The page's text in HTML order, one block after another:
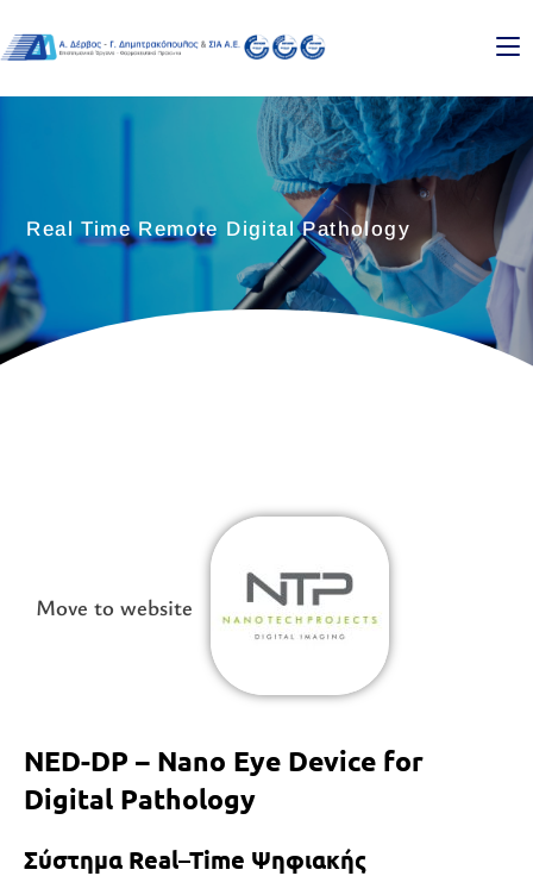
Real Time Remote Digital Pathology
Move to website
NED-DP – Nano Eye Device for
Digital Pathology
Σύστημα Real–Time Ψηφιακής